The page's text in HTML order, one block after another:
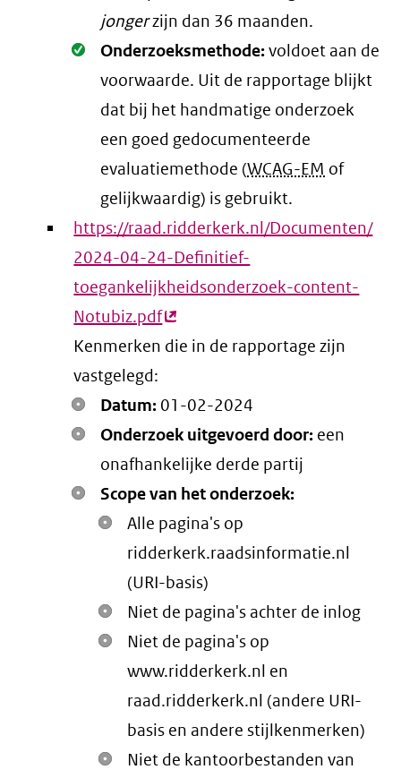
jongerzijn dan 36 maanden.
Oké.
Onderzoeksmethode:voldoet aan de
voorwaarde. Uit de rapportage blijkt
dat bij het handmatige onderzoek
een goed gedocumenteerde
evaluatiemethode (WCAG-EM of
gelijkwaardig) is gebruikt.
https://raad.ridderkerk.nl/Documenten/
2024-04-24-Definitief-
toegankelijkheidsonderzoek-content-
Notubiz.pdf(externe
link)
Kenmerken die in de rapportage zijn
vastgelegd:
Datum: 01-02-2024
Onderzoek uitgevoerd door: een
onafhankelijke derde partij
Scope van het onderzoek:
Alle pagina's op
ridderkerk.raadsinformatie.nl
(URI-basis)
Niet de pagina's achter de inlog
Niet de pagina's op
www.ridderkerk.nl en
raad.ridderkerk.nl (andere URI-
basis en andere stijlkenmerken)
Niet de kantoorbestanden van